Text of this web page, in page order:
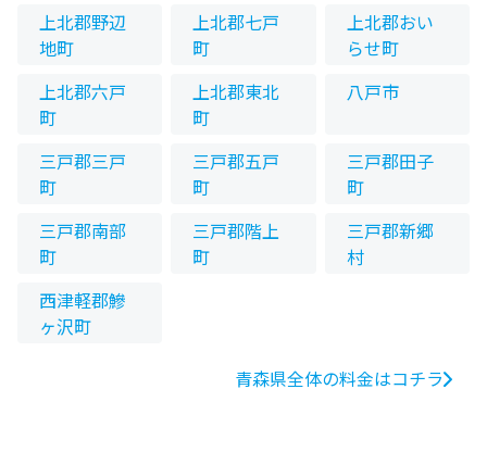
上北郡野辺
地町
上北郡七戸
町
上北郡おい
らせ町
上北郡六戸
町
上北郡東北
町
八戸市
三戸郡三戸
町
三戸郡五戸
町
三戸郡田子
町
三戸郡南部
町
三戸郡階上
町
三戸郡新郷
村
西津軽郡鰺
ヶ沢町
青森県全体の料金はコチラ